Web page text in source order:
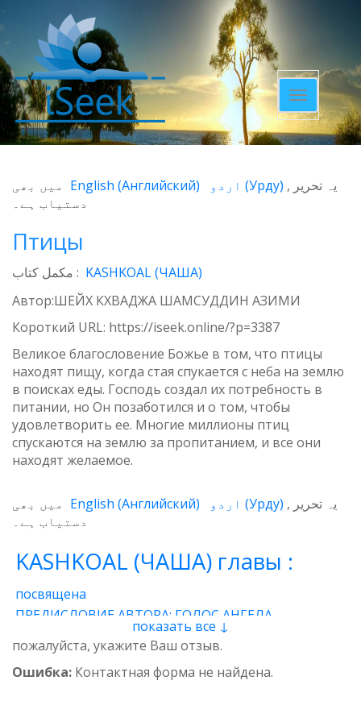
Toggle
navigation
یہ تحریر (Урду)
English (Английский)
میں بھی
دستیاب ہے۔
Птицы
مکمل کتاب : KASHKOAL (ЧАША)
Автор:ШЕЙХ КХВАДЖА ШАМСУДДИН АЗИМИ
Короткий URL: https://iseek.online/?p=3387
Великое благословение Божье в том, что птицы
находят пищу, когда стая спукается с неба на землю
в поисках еды. Господь создал их потребность в
питании, но Он позаботился и о том, чтобы
удовлетворить ее. Многие миллионы птиц
спускаются на землю за пропитанием, и все они
находят желаемое.
یہ تحریر (Урду)
English (Английский)
میں بھی
دستیاب ہے۔
KASHKOAL (ЧАША) главы :
посвящена
ПРЕДИСЛОВИЕ АВТОРА: ГОЛОС АНГЕЛА
1 - Энергия
2 - Атом 3 - Восток и Запад
4 - Пространственные нити
5 - Звучащая глина
6 - Итог 7 - Качества
8 - وجدان
показать все ↓
пожалуйста, укажите Ваш отзыв.
Ошибка: Контактная форма не найдена.